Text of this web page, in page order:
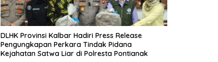
DLHK Provinsi Kalbar Hadiri Press Release
Pengungkapan Perkara Tindak Pidana
Kejahatan Satwa Liar di Polresta Pontianak